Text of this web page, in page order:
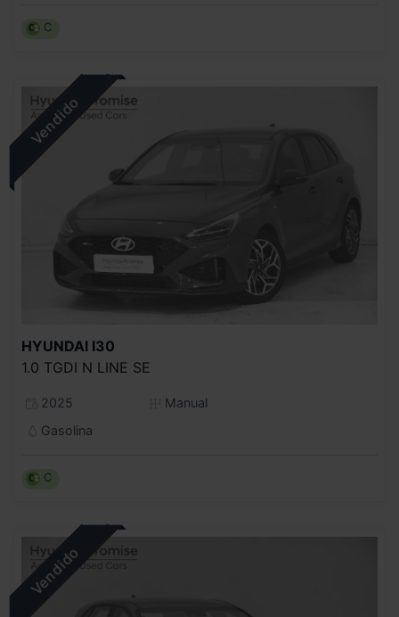
C
HYUNDAI I30
1.0 TGDI N LINE SE
2025
Manual
Gasolina
C